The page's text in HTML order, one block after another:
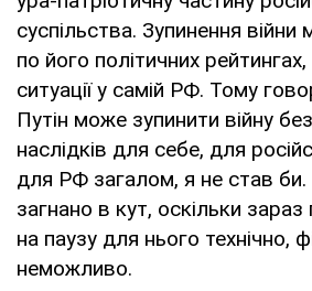
суспільства. Зупинення
по його політичних рейтингах,
ситуації у самій РФ. Тому
Путін може зупинити війну
наслідків для себе, для
для РФ загалом, я не став би.
загнано в кут, оскільки зараз
на паузу для нього технічно,
неможливо.